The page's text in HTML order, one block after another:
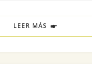
LEER MÁS